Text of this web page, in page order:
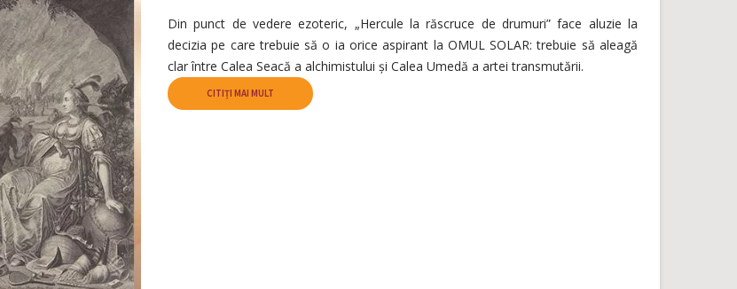
Din punct de vedere ezoteric, „Hercule la răscruce de drumuri” face aluzie la
decizia pe care trebuie să o ia orice aspirant la OMUL SOLAR: trebuie să aleagă
clar între Calea Seacă a alchimistului și Calea Umedă a artei transmutării.
CITIȚI MAI MULT